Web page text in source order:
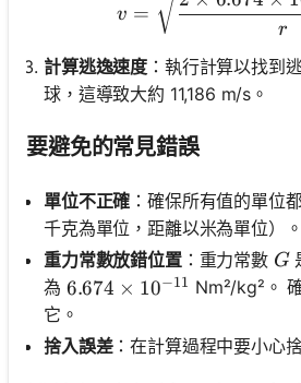
v =
r
計算逃逸速度 ：執行計算以找到
球，這導致大約 11,186 m/s。
要避免的常見錯誤
單位不正確 ：確保所有值的單位
千克為單位，距離以米為單位）。
重力常數放錯位置：重力常數 G
G
為 6.674 \times 10^{-11}
6.674 × 10−11 Nm²/kg²。
它。
捨入誤差：在計算過程中要小心